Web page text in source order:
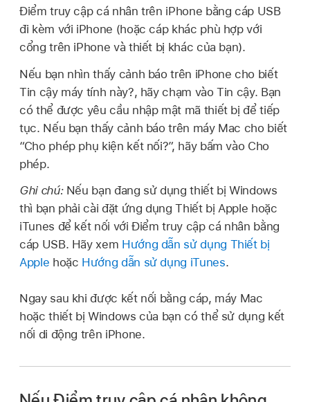
Điểm truy cập cá nhân trên iPhone bằng cáp USB
đi kèm với iPhone (hoặc cáp khác phù hợp với
cổng trên iPhone và thiết bị khác của bạn).
Nếu bạn nhìn thấy cảnh báo trên iPhone cho biết
Tin cậy máy tính này?, hãy chạm vào Tin cậy. Bạn
có thể được yêu cầu nhập mật mã thiết bị để tiếp
tục. Nếu bạn thấy cảnh báo trên máy Mac cho biết
“Cho phép phụ kiện kết nối?”, hãy bấm vào Cho
phép.
Ghi chú: Nếu bạn đang sử dụng thiết bị Windows
thì bạn phải cài đặt ứng dụng Thiết bị Apple hoặc
iTunes để kết nối với Điểm truy cập cá nhân bằng
cáp USB. Hãy xem Hướng dẫn sử dụng Thiết bị
Apple hoặc Hướng dẫn sử dụng iTunes.
Ngay sau khi được kết nối bằng cáp, máy Mac
hoặc thiết bị Windows của bạn có thể sử dụng kết
nối di động trên iPhone.